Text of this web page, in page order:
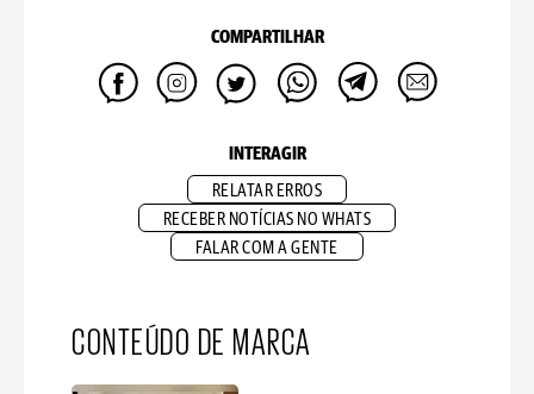
COMPARTILHAR
INTERAGIR
RELATAR ERROS
RECEBER NOTÍCIAS NO WHATS
FALAR COM A GENTE
CONTEÚDO DE MARCA